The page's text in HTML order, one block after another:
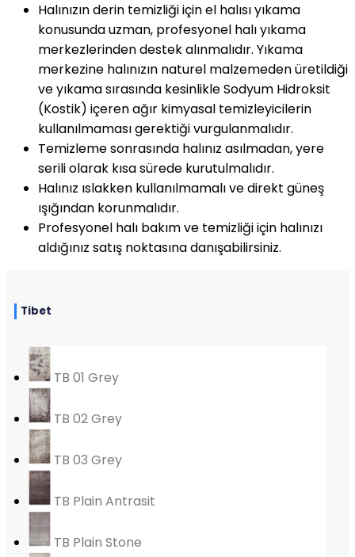
Halınızın derin temizliği için el halısı yıkama
konusunda uzman, profesyonel halı yıkama
merkezlerinden destek alınmalıdır. Yıkama
merkezine halınızın naturel malzemeden üretildiği
ve yıkama sırasında kesinlikle Sodyum Hidroksit
(Kostik) içeren ağır kimyasal temizleyicilerin
kullanılmaması gerektiği vurgulanmalıdır.
Temizleme sonrasında halınız asılmadan, yere
serili olarak kısa sürede kurutulmalıdır.
Halınız ıslakken kullanılmamalı ve direkt güneş
ışığından korunmalıdır.
Profesyonel halı bakım ve temizliği için halınızı
aldığınız satış noktasına danışabilirsiniz.
Tibet
TB 01 Grey
TB 02 Grey
TB 03 Grey
TB Plain Antrasit
TB Plain Stone